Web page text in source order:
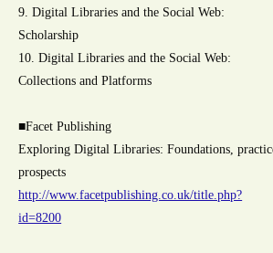
9. Digital Libraries and the Social Web:
Scholarship
10. Digital Libraries and the Social Web:
Collections and Platforms
■Facet Publishing
Exploring Digital Libraries: Foundations,
prospects
http://www.facetpublishing.co.uk/title.php?
id=8200